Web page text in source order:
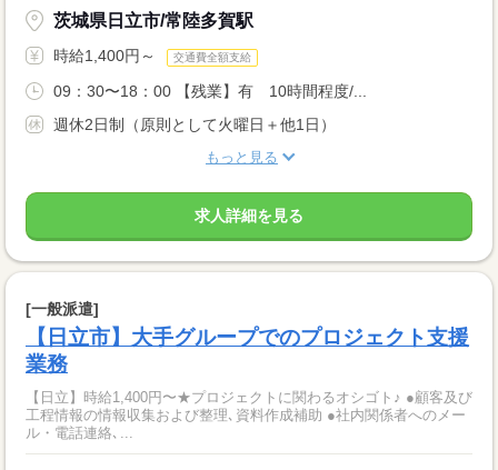
茨城県日立市/常陸多賀駅
時給1,400円～ 交通費全額支給
09：30〜18：00 【残業】有 10時間程度/...
週休2日制（原則として火曜日＋他1日）
もっと見る
求人詳細を見る
[一般派遣]
【日立市】大手グループでのプロジェクト支援
業務
【日立】時給1,400円〜★プロジェクトに関わるオシゴト♪ ●顧客及び
工程情報の情報収集および整理､資料作成補助 ●社内関係者へのメー
ル・電話連絡､...